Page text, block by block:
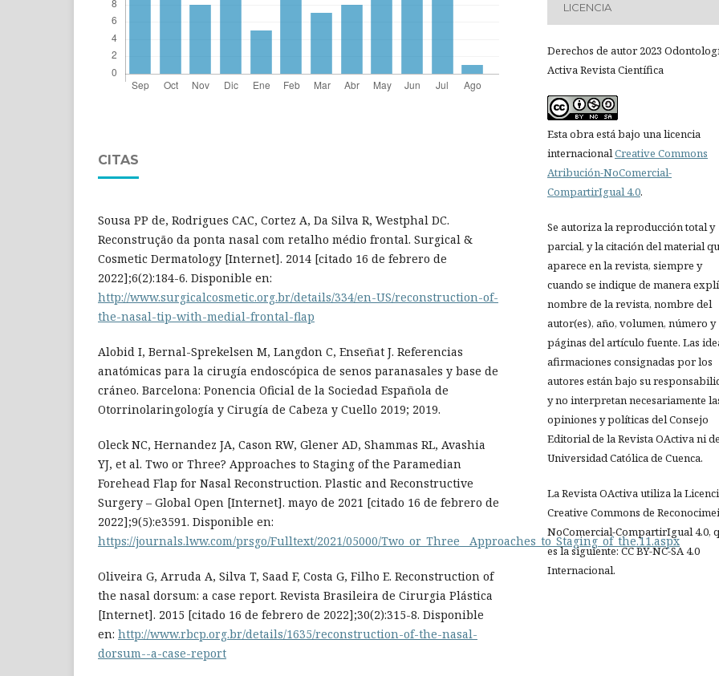
CITAS
Sousa PP de, Rodrigues CAC, Cortez A, Da Silva R, Westphal DC.
Reconstrução da ponta nasal com retalho médio frontal. Surgical &
Cosmetic Dermatology [Internet]. 2014 [citado 16 de febrero de
2022];6(2):184-6. Disponible en:
http://www.surgicalcosmetic.org.br/details/334/en-US/reconstruction-of-
the-nasal-tip-with-medial-frontal-flap
Alobid I, Bernal-Sprekelsen M, Langdon C, Enseñat J. Referencias
anatómicas para la cirugía endoscópica de senos paranasales y base de
cráneo. Barcelona: Ponencia Oficial de la Sociedad Española de
Otorrinolaringología y Cirugía de Cabeza y Cuello 2019; 2019.
Oleck NC, Hernandez JA, Cason RW, Glener AD, Shammas RL, Avashia
YJ, et al. Two or Three? Approaches to Staging of the Paramedian
Forehead Flap for Nasal Reconstruction. Plastic and Reconstructive
Surgery – Global Open [Internet]. mayo de 2021 [citado 16 de febrero de
2022];9(5):e3591. Disponible en:
https://journals.lww.com/prsgo/Fulltext/2021/05000/Two_or_Three__Approaches_to_Staging_of_the.11.aspx
Oliveira G, Arruda A, Silva T, Saad F, Costa G, Filho E. Reconstruction of
the nasal dorsum: a case report. Revista Brasileira de Cirurgia Plástica
[Internet]. 2015 [citado 16 de febrero de 2022];30(2):315-8. Disponible
en: http://www.rbcp.org.br/details/1635/reconstruction-of-the-nasal-
dorsum--a-case-report
LICENCIA
Derechos de autor 2023
Activa Revista Científica
Esta obra está bajo una licencia
internacionalCreative Commons
Atribución-NoComercial-
CompartirIgual 4.0.
Se autoriza la reproducción total y
parcial, y la citación del material
aparece en la revista, siempre y
cuando se indique de manera
nombre de la revista, nombre del
autor(es), año, volumen, número y
páginas del artículo fuente. Las
afirmaciones consignadas por los
autores están bajo su
y no interpretan necesariamente
opiniones y políticas del Consejo
Editorial de la Revista OActiva ni
Universidad Católica de Cuenca.
La Revista OActiva utiliza la
Creative Commons de
NoComercial-CompartirIgual 4.0,
es la siguiente: CC BY-NC-SA 4.0
Internacional.